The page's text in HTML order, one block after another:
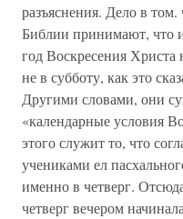
разъяснения. Дело в
Библии принимают, что
год Воскресения Христа
не в субботу, как это
Другими словами, они
«календарные условия
этого служит то, что
учениками ел
именно в четверг.
четверг вечером